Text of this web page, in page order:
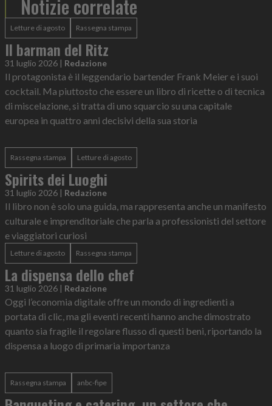
Notizie correlate
Letture di agosto Rassegna stampa
Il barman del Ritz
31 luglio 2026 | Redazione
Il protagonista è il leggendario bartender Frank Meier e i suoi
cocktail. Ma piuttosto che essere un libro di ricette o di tecnica
di miscelazione, si tratta di uno squarcio su una capitale
europea in quattro anni decisivi della sua storia
Rassegna stampa Letture di agosto
Spirits dei Luoghi
31 luglio 2026 | Redazione
Il libro non è solo una guida, ma rappresenta anche un manifesto
culturale e imprenditoriale che parla a professionisti del settore
e viaggiatori curiosi
Letture di agosto Rassegna stampa
La dispensa dello chef
31 luglio 2026 | Redazione
Oggi l’economia digitale offre un mondo di ingredienti a
portata di clic, ma gli eventi recenti hanno anche dimostrato
quanto sia fragile il regolare flusso di questi beni, riportando la
dispensa a luogo di primaria importanza
Rassegna stampa anbc-fipe